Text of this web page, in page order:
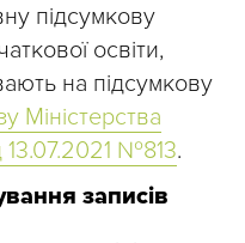
підсумкову
освіти,
на підсумкову
Міністерства
13.07.2021 №813.
записів